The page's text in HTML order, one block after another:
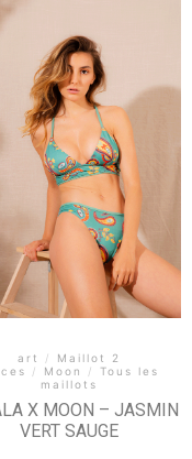
art /
Maillot 2
/ Moon /
Tous les
maillots
X MOON – JASMIN
VERT SAUGE